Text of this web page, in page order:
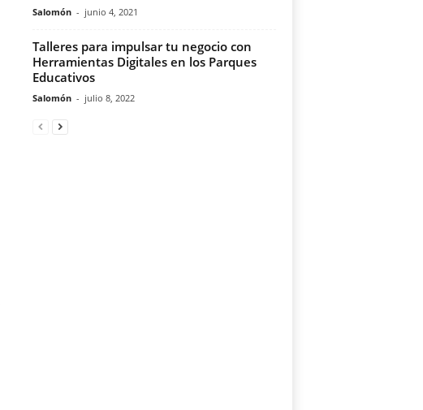
Salomón - junio 4, 2021
Talleres para impulsar tu negocio con
Herramientas Digitales en los Parques
Educativos
Salomón - julio 8, 2022